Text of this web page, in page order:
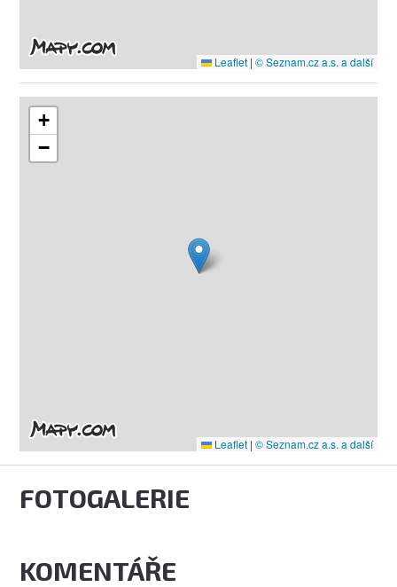
Leaflet | © Seznam.cz a.s. a další
+
−
Leaflet | © Seznam.cz a.s. a další
FOTOGALERIE
KOMENTÁŘE